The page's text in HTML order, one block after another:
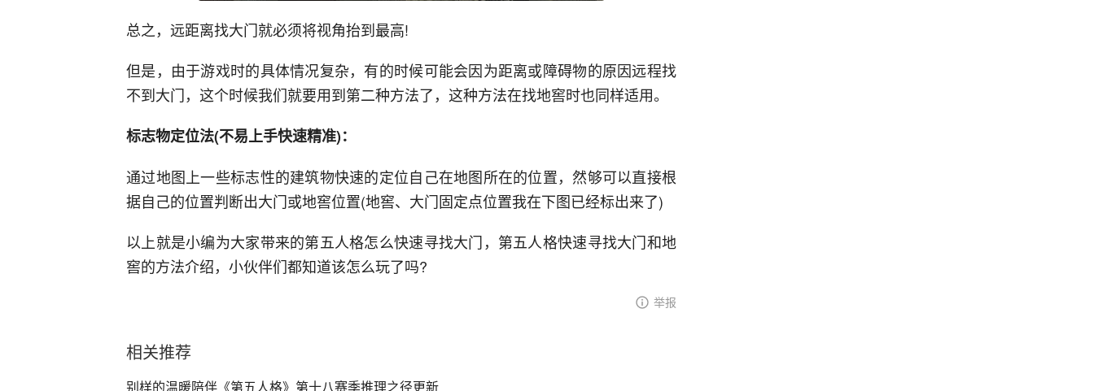
总之，远距离找大门就必须将视角抬到最高!
但是，由于游戏时的具体情况复杂，有的时候可能会因为距离或障碍物的原因远程找
不到大门，这个时候我们就要用到第二种方法了，这种方法在找地窖时也同样适用。
标志物定位法(不易上手快速精准)：
通过地图上一些标志性的建筑物快速的定位自己在地图所在的位置，然够可以直接根
据自己的位置判断出大门或地窖位置(地窖、大门固定点位置我在下图已经标出来了)
以上就是小编为大家带来的第五人格怎么快速寻找大门，第五人格快速寻找大门和地
窖的方法介绍，小伙伴们都知道该怎么玩了吗?
举报
相关推荐
别样的温暖陪伴《第五人格》第十八赛季推理之径更新